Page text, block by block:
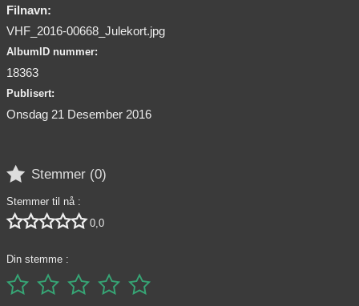
Filnavn:
VHF_2016-00668_Julekort.jpg
AlbumID nummer:
18363
Publisert:
Onsdag 21 Desember 2016
 Stemmer (0)
Stemmer til nå :
 0,0
Din stemme :
    